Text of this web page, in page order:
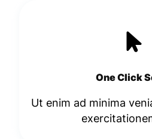
One Click
Ut enim ad minima